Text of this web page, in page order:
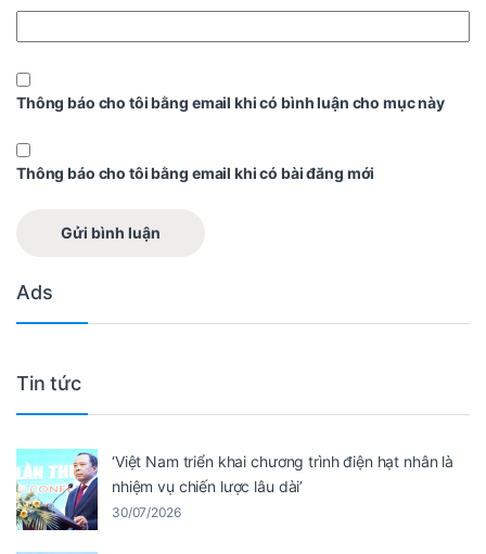
Thông báo cho tôi bằng email khi có bình luận cho mục này
Thông báo cho tôi bằng email khi có bài đăng mới
Ads
Tin tức
‘Việt Nam triển khai chương trình điện hạt nhân là
nhiệm vụ chiến lược lâu dài’
30/07/2026